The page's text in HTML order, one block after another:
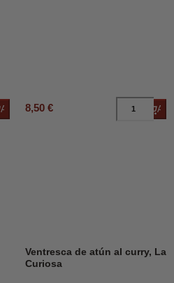
Añadir al carrito
8,50 €
Ventresca de atún al curry, La
Curiosa